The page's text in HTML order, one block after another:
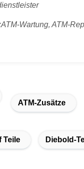
ATM-Wartung, ATM-
ATM-Zusätze
Teile Diebold-